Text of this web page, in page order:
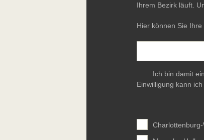
Ihrem Bezirk läuft.
Hier können Sie
Ich bin damit
Einwilligung kann